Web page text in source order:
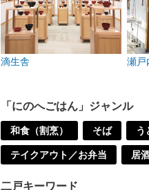
滴生舎 瀬戸
「にのへごはん」ジャンル
和食（割烹） そば う
テイクアウト／お弁当 居
二戸キーワード